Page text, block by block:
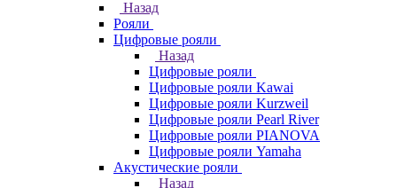
Назад
Рояли
Цифровые рояли
Назад
Цифровые рояли
Цифровые рояли Kawai
Цифровые рояли Kurzweil
Цифровые рояли Pearl River
Цифровые рояли PIANOVA
Цифровые рояли Yamaha
Акустические рояли
Назад